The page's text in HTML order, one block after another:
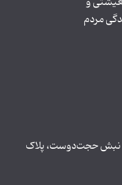
مردم
نبش حجت‌دوست، پلاک